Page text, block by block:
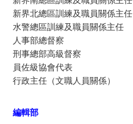
新界北總區訓練及職員關係主任
水警總區訓練及職員關係主任
人事部總督察
刑事總部高級督察
員佐級協會代表
行政主任（文職人員關係）
編輯部